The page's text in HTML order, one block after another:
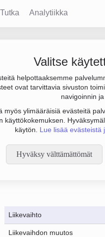
Tutka Analytiikka
Valitse
helpottaaksemme
ovat tarvittavia sivuston
navigoinnin
myös ylimääräisiä evästeitä
käyttökokemuksen.
käytön. Lue lisää evästeistä
Hyväksy välttämättömät
ja henkilöstömäärä 10.
yhtiömuoto
Liikevaihto
Liikevaihdon muutos